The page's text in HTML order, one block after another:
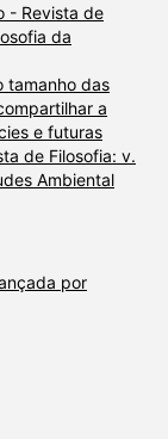
- Revista de
da
tamanho das
a
e futuras
de Filosofia: v.
Ambiental
por